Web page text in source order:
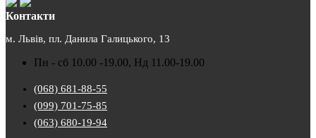
Контакти
м. Львів, пл. Данила Галицького, 13
Пн - сб 10.00 -19.00, Нд 11.00-19.00
(068) 681-88-55
(099) 701-75-85
(063) 680-19-94